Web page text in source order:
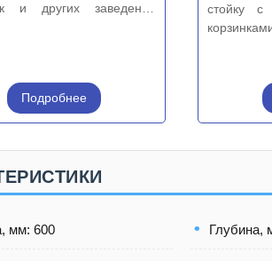
и других заведений
Подробнее
стойку с
мм: 600 Глубина,